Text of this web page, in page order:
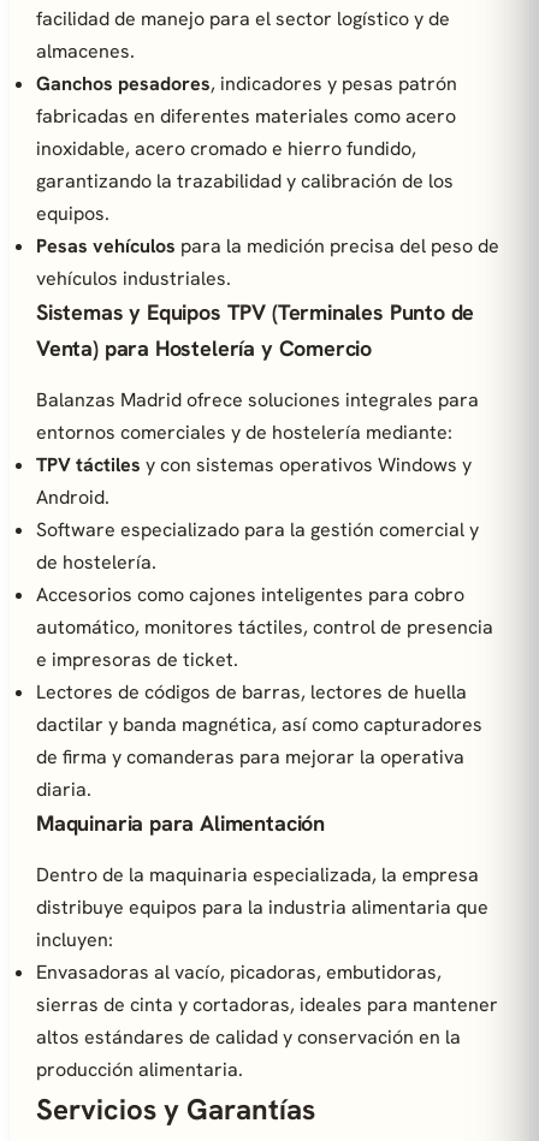
facilidad de manejo para el sector logístico y de
almacenes.
Ganchos pesadores, indicadores y pesas patrón
fabricadas en diferentes materiales como acero
inoxidable, acero cromado e hierro fundido,
garantizando la trazabilidad y calibración de los
equipos.
Pesas vehículos para la medición precisa del peso de
vehículos industriales.
Sistemas y Equipos TPV (Terminales Punto de
Venta) para Hostelería y Comercio
Balanzas Madrid ofrece soluciones integrales para
entornos comerciales y de hostelería mediante:
TPV táctiles y con sistemas operativos Windows y
Android.
Software especializado para la gestión comercial y
de hostelería.
Accesorios como cajones inteligentes para cobro
automático, monitores táctiles, control de presencia
e impresoras de ticket.
Lectores de códigos de barras, lectores de huella
dactilar y banda magnética, así como capturadores
de firma y comanderas para mejorar la operativa
diaria.
Maquinaria para Alimentación
Dentro de la maquinaria especializada, la empresa
distribuye equipos para la industria alimentaria que
incluyen:
Envasadoras al vacío, picadoras, embutidoras,
sierras de cinta y cortadoras, ideales para mantener
altos estándares de calidad y conservación en la
producción alimentaria.
Servicios y Garantías